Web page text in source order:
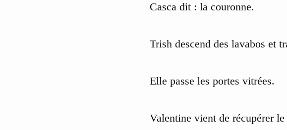
Casca dit : la couronne.
Trish descend des lavabos et
Elle passe les portes vitrées.
Valentine vient de récupérer